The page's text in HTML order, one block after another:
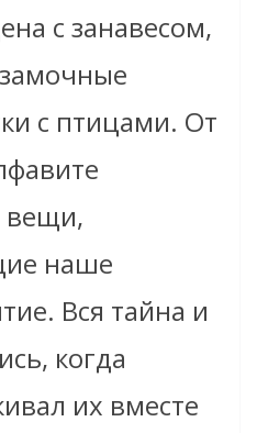
с занавесом,
с птицами. От
вещи,
наше
Вся тайна и
когда
их вместе